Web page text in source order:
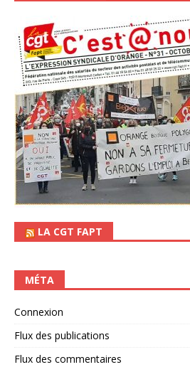
LA CGT FAPT
MÉTA
Connexion
Flux des publications
Flux des commentaires